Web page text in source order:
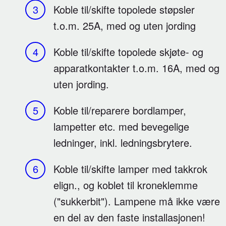
gjøre dette.
Hva er ulovlige elektroinstallasjoner
Elektrisk installasjon utført av ufaglært.
Installasjon som anses farlig og kan føre til
berørings- og brannfare.
Markedsføring for elektriske arbeider uten
tilstrekkelig kompetanse og kvalifikasjoner jf.
krav i fek.
Ukjent installatør som står ansvarlig for
utvidelse eller nyanlegg.
Utenlandske installatører som utfører
elektroinstallasjoner uten godkjenning.
Elektrikere som utfører og selvstendig påtar
seg ansvar for installasjon hos tredjepart uten
Koble til/skifte topolede støpsler
t.o.m. 25A, med og uten jording
Koble til/skifte topolede skjøte- og
apparatkontakter t.o.m. 16A, med og
uten jording.
Koble til/reparere bordlamper,
lampetter etc. med bevegelige
ledninger, inkl. ledningsbrytere.
Koble til/skifte lamper med takkrok
elign., og koblet til kroneklemme
("sukkerbit"). Lampene må ikke være
en del av den faste installasjonen!